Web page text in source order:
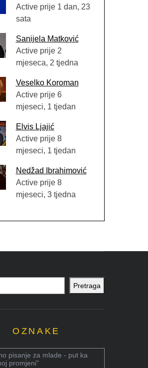
Active prije 1 dan, 23
sata
Sanijela Matković
Active prije 2
mjeseca, 2 tjedna
Veselko Koroman
Active prije 6
mjeseci, 1 tjedan
Elvis Ljajić
Active prije 8
mjeseci, 1 tjedan
Nedžad Ibrahimović
Active prije 8
mjeseci, 3 tjedna
Pretraga
OZNAKE
pisanje za mlade - put ka
promjeni"